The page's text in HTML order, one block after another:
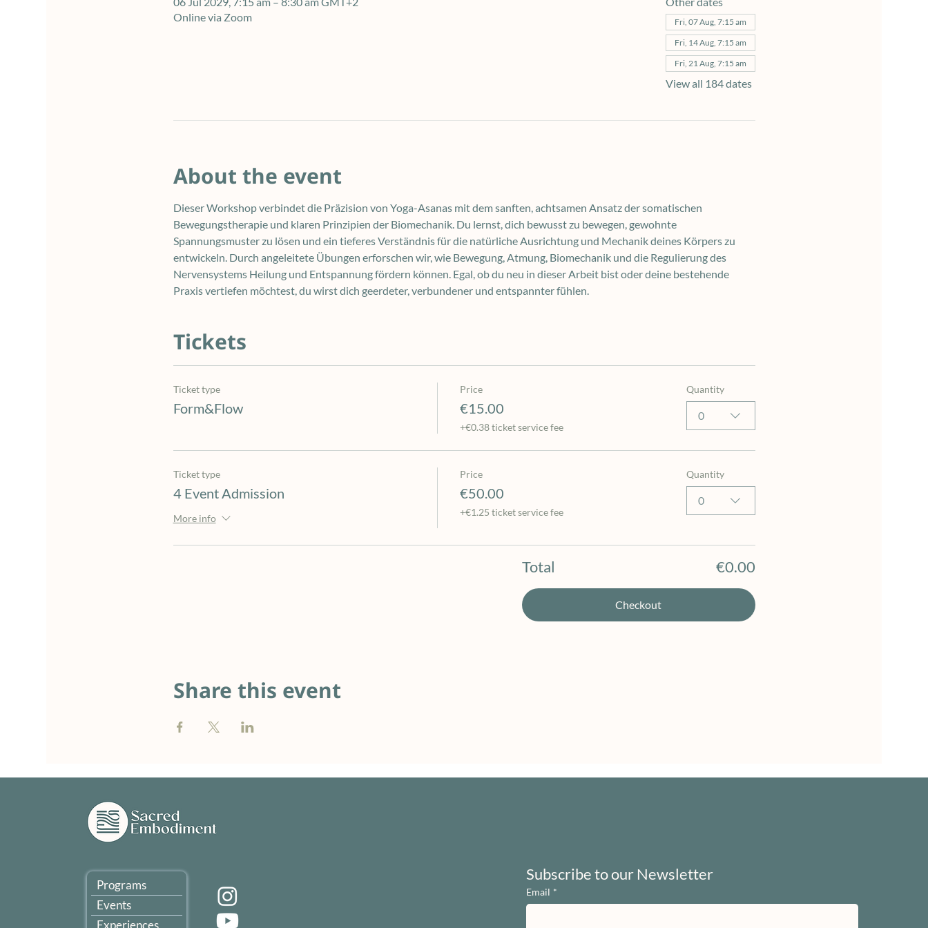
Online via Zoom
Fri, 07 Aug, 7:15 am
Fri, 14 Aug, 7:15 am
Fri, 21 Aug, 7:15 am
View all 184 dates
About the event
Dieser Workshop verbindet die Präzision von Yoga-Asanas mit dem sanften, achtsamen Ansatz der somatischen
Bewegungstherapie und klaren Prinzipien der Biomechanik. Du lernst, dich bewusst zu bewegen, gewohnte
Spannungsmuster zu lösen und ein tieferes Verständnis für die natürliche Ausrichtung und Mechanik deines Körpers zu
entwickeln. Durch angeleitete Übungen erforschen wir, wie Bewegung, Atmung, Biomechanik und die Regulierung des
Nervensystems Heilung und Entspannung fördern können. Egal, ob du neu in dieser Arbeit bist oder deine bestehende
Praxis vertiefen möchtest, du wirst dich geerdeter, verbundener und entspannter fühlen.
Tickets
Ticket type
Form&Flow
Price
€15.00
+€0.38 ticket service fee
Quantity
0
Ticket type
4 Event Admission
More info
Price
€50.00
+€1.25 ticket service fee
Quantity
0
Total €0.00
Checkout
Share this event
Programs
Events
Experiences
Subscribe to our Newsletter
Email *